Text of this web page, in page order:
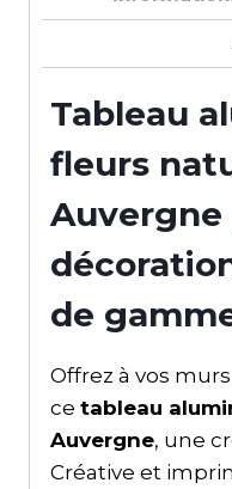
Tableau
fleurs
Auvergne
de
Offrez à vos
ce tableau
Auvergne, une
Créative et